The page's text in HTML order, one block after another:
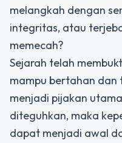
melangkah dengan
integritas, atau
memecah?
Sejarah telah
mampu bertahan dan
menjadi pijakan
diteguhkan, maka
dapat menjadi awal